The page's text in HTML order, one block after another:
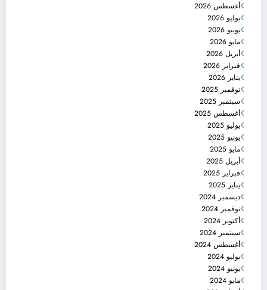
أغسطس 2026
يوليو 2026
يونيو 2026
مايو 2026
أبريل 2026
فبراير 2026
يناير 2026
نوفمبر 2025
سبتمبر 2025
أغسطس 2025
يوليو 2025
يونيو 2025
مايو 2025
أبريل 2025
فبراير 2025
يناير 2025
ديسمبر 2024
نوفمبر 2024
أكتوبر 2024
سبتمبر 2024
أغسطس 2024
يوليو 2024
يونيو 2024
مايو 2024